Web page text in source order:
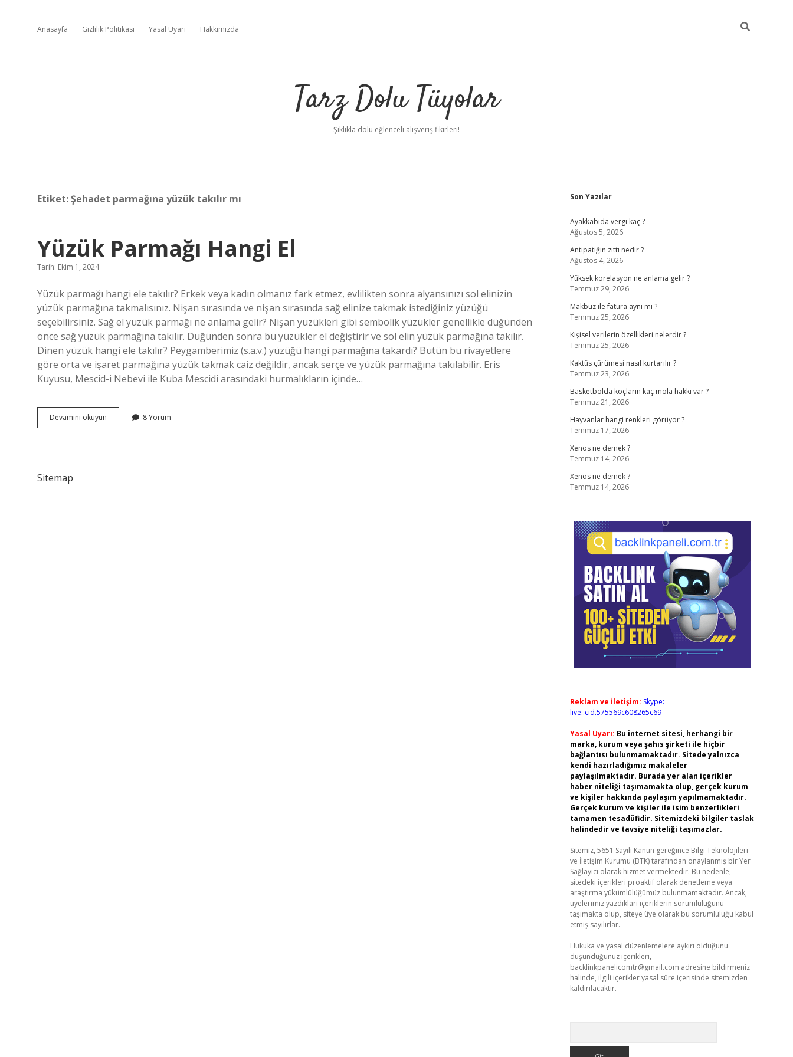
Anasayfa Gizlilik Politikası Yasal Uyarı Hakkımızda
Tarz Dolu Tüyolar
Şıklıkla dolu eğlenceli alışveriş fikirleri!
Etiket:Şehadet parmağına yüzük takılır mı
Yüzük Parmağı Hangi El
Tarih: Ekim 1, 2024
Yüzük parmağı hangi ele takılır? Erkek veya kadın olmanız fark etmez, evlilikten sonra alyansınızı sol elinizin
yüzük parmağına takmalısınız. Nişan sırasında ve nişan sırasında sağ elinize takmak istediğiniz yüzüğü
seçebilirsiniz. Sağ el yüzük parmağı ne anlama gelir? Nişan yüzükleri gibi sembolik yüzükler genellikle düğünden
önce sağ yüzük parmağına takılır. Düğünden sonra bu yüzükler el değiştirir ve sol elin yüzük parmağına takılır.
Dinen yüzük hangi ele takılır? Peygamberimiz (s.a.v.) yüzüğü hangi parmağına takardı? Bütün bu rivayetlere
göre orta ve işaret parmağına yüzük takmak caiz değildir, ancak serçe ve yüzük parmağına takılabilir. Eris
Kuyusu, Mescid-i Nebevi ile Kuba Mescidi arasındaki hurmalıkların içinde…
Devamını okuyun
Parmağı
8 Yorum
Sitemap
Sidebar
Son Yazılar
Ayakkabıda vergi kaç ?
Ağustos 5, 2026
Antipatiğin zıttı nedir ?
Ağustos 4, 2026
Yüksek korelasyon ne anlama gelir ?
Temmuz 29, 2026
Makbuz ile fatura aynı mı ?
Temmuz 25, 2026
Kişisel verilerin özellikleri nelerdir ?
Temmuz 25, 2026
Kaktüs çürümesi nasıl kurtarılır ?
Temmuz 23, 2026
Basketbolda koçların kaç mola hakkı var ?
Temmuz 21, 2026
Hayvanlar hangi renkleri görüyor ?
Temmuz 17, 2026
Xenos ne demek ?
Temmuz 14, 2026
Xenos ne demek ?
Temmuz 14, 2026
Reklam ve İletişim: Skype:
live:.cid.575569c608265c69
Yasal Uyarı: Bu internet sitesi, herhangi bir
marka, kurum veya şahıs şirketi ile hiçbir
bağlantısı bulunmamaktadır. Sitede yalnızca
kendi hazırladığımız makaleler
paylaşılmaktadır. Burada yer alan içerikler
haber niteliği taşımamakta olup, gerçek kurum
ve kişiler hakkında paylaşım yapılmamaktadır.
Gerçek kurum ve kişiler ile isim benzerlikleri
tamamen tesadüfidir. Sitemizdeki bilgiler taslak
halindedir ve tavsiye niteliği taşımazlar.
Sitemiz, 5651 Sayılı Kanun gereğince Bilgi Teknolojileri
ve İletişim Kurumu (BTK) tarafından onaylanmış bir Yer
Sağlayıcı olarak hizmet vermektedir. Bu nedenle,
sitedeki içerikleri proaktif olarak denetleme veya
araştırma yükümlülüğümüz bulunmamaktadır. Ancak,
üyelerimiz yazdıkları içeriklerin sorumluluğunu
taşımakta olup, siteye üye olarak bu sorumluluğu kabul
etmiş sayılırlar.
Hukuka ve yasal düzenlemelere aykırı olduğunu
düşündüğünüz içerikleri,
backlinkpanelicomtr@gmail.com adresine bildirmeniz
halinde, ilgili içerikler yasal süre içerisinde sitemizden
kaldırılacaktır.
hiltonbetilbet giriş yap